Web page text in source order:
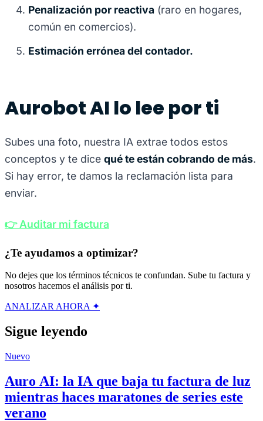
Penalización por reactiva (raro en hogares,
común en comercios).
Estimación errónea del contador.
Aurobot AI lo lee por ti
Subes una foto, nuestra IA extrae todos estos
conceptos y te dice qué te están cobrando de más.
Si hay error, te damos la reclamación lista para
enviar.
👉 Auditar mi factura
¿Te ayudamos a optimizar?
No dejes que los términos técnicos te confundan. Sube tu factura y
nosotros hacemos el análisis por ti.
ANALIZAR AHORA ✦
Sigue leyendo
Nuevo
Auro AI: la IA que baja tu factura de luz
mientras haces maratones de series este
verano